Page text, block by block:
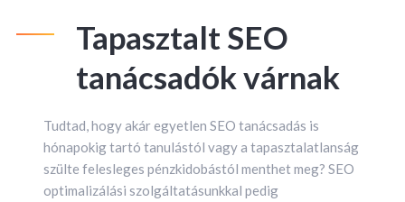
Tapasztalt SEO
tanácsadók várnak
Tudtad, hogy akár egyetlen SEO tanácsadás is
hónapokig tartó tanulástól vagy a tapasztalatlanság
szülte felesleges pénzkidobástól menthet meg? SEO
optimalizálási szolgáltatásunkkal pedig